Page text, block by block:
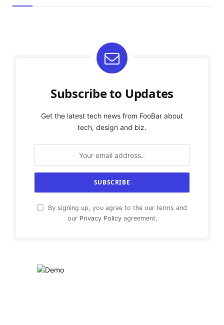
Subscribe to Updates
Get the latest tech news from FooBar about
tech, design and biz.
By signing up, you agree to the our terms and
our Privacy Policyagreement.